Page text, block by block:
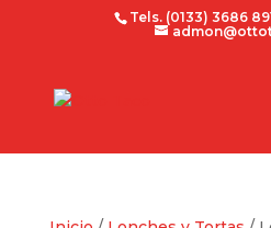
Tels. (0133) 3686